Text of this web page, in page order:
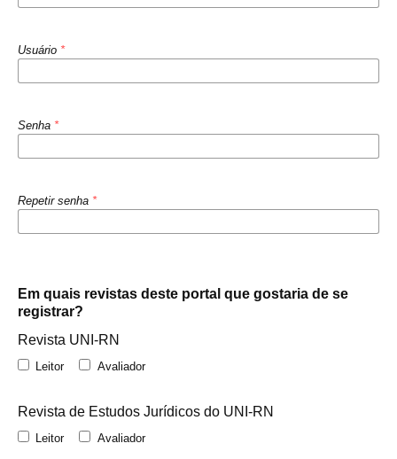
Usuário *
Senha *
Repetir senha *
Em quais revistas deste portal que gostaria de se
registrar?
Revista UNI-RN
Leitor Avaliador
Revista de Estudos Jurídicos do UNI-RN
Leitor Avaliador